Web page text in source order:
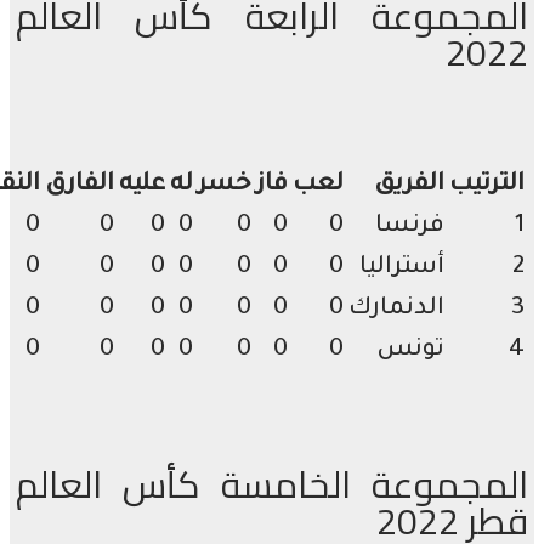
الرابعة كأس العالم
الفريق لعبفازخسرلهعليه الفارقالنقاط
فرنسا
0
0
0
0
0
أستراليا 0
0
0
0
0
الدنمارك0
0
0
0
0
تونس
0
0
0
0
0
الخامسة كأس العالم